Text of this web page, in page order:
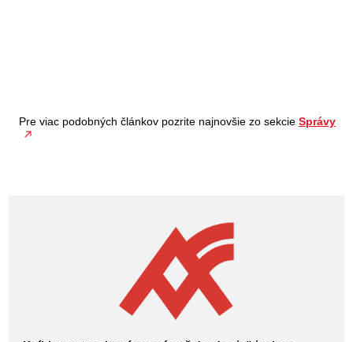
Pre viac podobných článkov pozrite najnovšie zo sekcieSprávy